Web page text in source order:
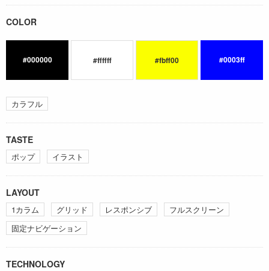
COLOR
#000000 #ffffff #fbff00 #0003ff
カラフル
TASTE
ポップ イラスト
LAYOUT
1カラム グリッド レスポンシブ
フルスクリーン
固定ナビゲーション
TECHNOLOGY